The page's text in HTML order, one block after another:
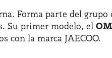
Forma parte del
Su primer modelo, el
con la marca JAECOO.